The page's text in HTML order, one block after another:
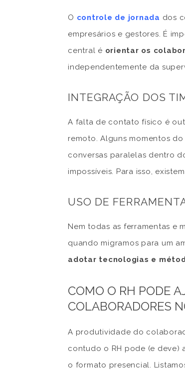
O controle de jornada dos
empresários e gestores. É
central é orientar os
independentemente da
INTEGRAÇÃO DOS
A falta de contato físico é
remoto. Alguns momentos
conversas paralelas dentro
impossíveis. Para isso,
USO DE
Nem todas as ferramentas e
quando migramos para um
adotar tecnologias e
COMO O RH PODE
COLABORADORES
A produtividade do
contudo o RH pode (e deve)
o formato presencial.